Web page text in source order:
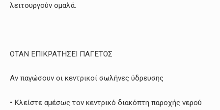
λειτουργούν ομαλά.
ΟΤΑΝ ΕΠΙΚΡΑΤΗΣΕΙ ΠΑΓΕΤΟΣ
Αν παγώσουν οι κεντρικοί σωλήνες ύδρευσης
• Κλείστε αμέσως τον κεντρικό διακόπτη παροχής νερού